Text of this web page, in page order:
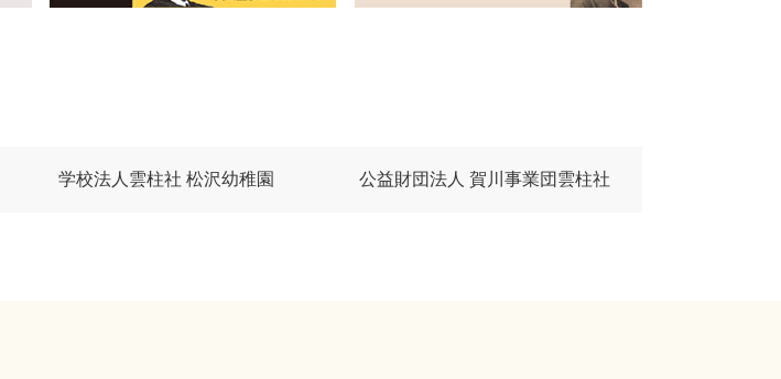
学校法人雲柱社 松沢幼稚園 公益財団法人 賀川事業団雲柱社